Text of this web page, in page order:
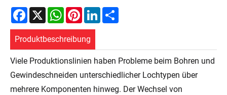
Facebook
X WhatsApp
PinterestLinkedIn
Produktbeschreibung
Viele Produktionslinien haben Probleme beim Bohren und
Gewindeschneiden unterschiedlicher Lochtypen über
mehrere Komponenten hinweg. Der Wechsel von